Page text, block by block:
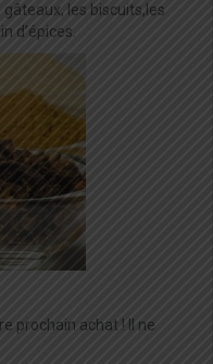
les biscuits,les
d’épices.
prochain achat ! Il ne